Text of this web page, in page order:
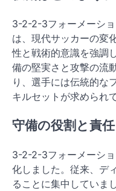
3-2-2-3フォーメーシ
は、現代サッカーの変
性と戦術的意識を強調
備の堅実さと攻撃の流
り、選手には伝統的な
キルセットが求められ
守備の役割と責任
3-2-2-3フォーメーシ
化しました。従来、デ
ることに集中していま